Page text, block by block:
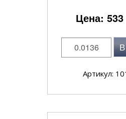
Цена: 533
В
Артикул: